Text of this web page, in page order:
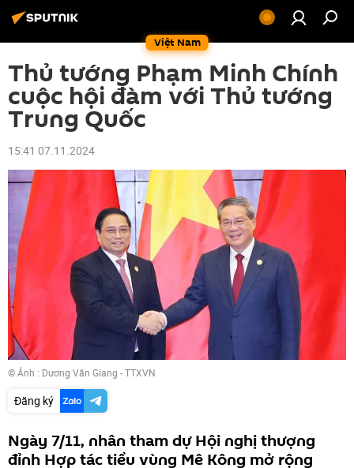
Việt Nam
Thủ tướng Phạm Minh Chính
cuộc hội đàm với Thủ tướng
Trung Quốc
15:41 07.11.2024
© Ảnh : Dương Văn Giang - TTXVN
Đăng ký
Ngày 7/11, nhân tham dự Hội nghị thượng
đỉnh Hợp tác tiểu vùng Mê Kông mở rộng